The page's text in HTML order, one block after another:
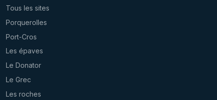
Tous les sites
Porquerolles
Port-Cros
Les épaves
Le Donator
Le Grec
Les roches